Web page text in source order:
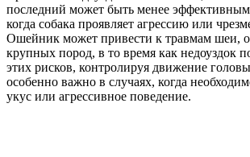
последний может быть менее эффективным
когда собака проявляет агрессию или
Ошейник может привести к травмам шеи,
крупных пород, в то время как недоуздок
этих рисков, контролируя движение
особенно важно в случаях, когда
укус или агрессивное поведение.